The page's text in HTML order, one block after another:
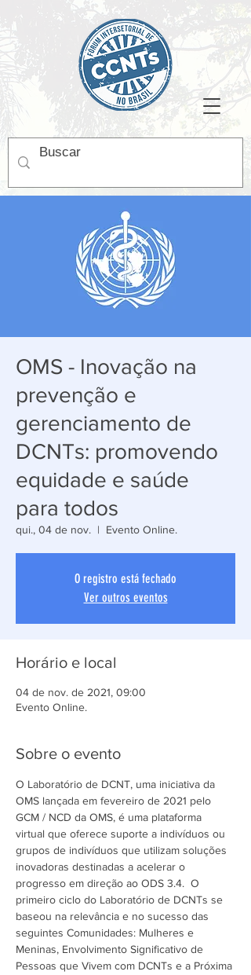
OMS - Inovação na
prevenção e
gerenciamento de
DCNTs: promovendo
equidade e saúde
para todos
qui., 04 de nov.
  |
Evento Online.
O registro está fechado
Ver outros eventos
Horário e local
04 de nov. de 2021, 09:00
Evento Online.
Sobre o evento
O Laboratório de DCNT, uma iniciativa da
OMS lançada em fevereiro de 2021 pelo
GCM / NCD da OMS, é uma plataforma
virtual que oferece suporte a indivíduos ou
grupos de indivíduos que utilizam soluções
inovadoras destinadas a acelerar o
progresso em direção ao ODS 3.4.  O
primeiro ciclo do Laboratório de DCNTs se
baseou na relevância e no sucesso das
seguintes Comunidades: Mulheres e
Meninas, Envolvimento Significativo de
Pessoas que Vivem com DCNTs e a Próxima